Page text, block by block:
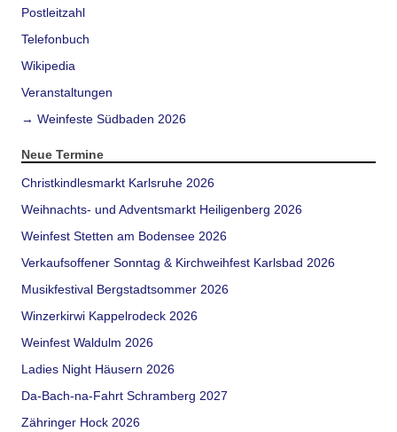
Postleitzahl
Telefonbuch
Wikipedia
Veranstaltungen
→ Weinfeste Südbaden 2026
Neue Termine
Christkindlesmarkt Karlsruhe 2026
Weihnachts- und Adventsmarkt Heiligenberg 2026
Weinfest Stetten am Bodensee 2026
Verkaufsoffener Sonntag & Kirchweihfest Karlsbad 2026
Musikfestival Bergstadtsommer 2026
Winzerkirwi Kappelrodeck 2026
Weinfest Waldulm 2026
Ladies Night Häusern 2026
Da-Bach-na-Fahrt Schramberg 2027
Zähringer Hock 2026